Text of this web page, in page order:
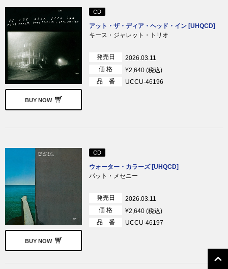
BUY NOW
CD
アット・ザ・ディア・ヘッド・イン [UHQCD]
キース・ジャレット・トリオ
発売日
2026.03.11
価 格
¥2,640 (税込)
品 番
UCCU-46196
BUY NOW
CD
ウォーター・カラーズ [UHQCD]
パット・メセニー
発売日
2026.03.11
価 格
¥2,640 (税込)
品 番
UCCU-46197